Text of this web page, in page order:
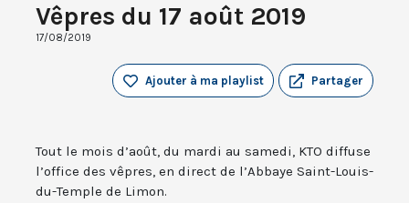
Vêpres du 17 août 2019
17/08/2019
Partager
Ajouter à ma playlist
Tout le mois d’août, du mardi au samedi, KTO diffuse
l’office des vêpres, en direct de l’Abbaye Saint-Louis-
du-Temple de Limon.